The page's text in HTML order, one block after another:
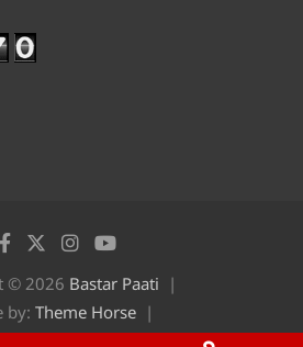
© 2026 Bastar Paati
by: Theme Horse
by:WordPress